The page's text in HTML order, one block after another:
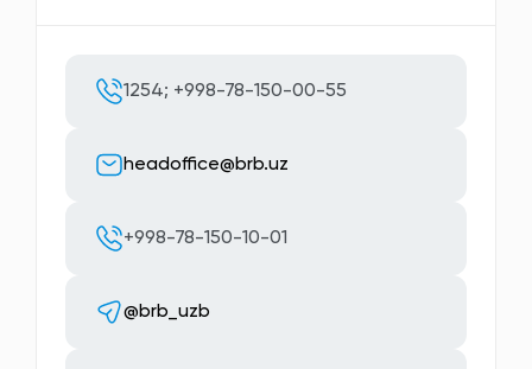
1254; +998-78-150-00-55
headoffice@brb.uz
+998-78-150-10-01
@brb_uzb